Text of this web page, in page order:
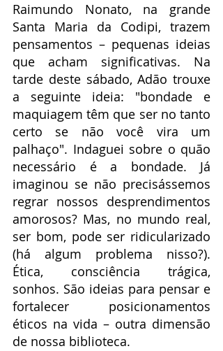
Raimundo Nonato, na grande
Santa Maria da Codipi, trazem
pensamentos – pequenas ideias
que acham significativas. Na
tarde deste sábado, Adão trouxe
a seguinte ideia: "bondade e
maquiagem têm que ser no tanto
certo se não você vira um
palhaço". Indaguei sobre o quão
necessário é a bondade. Já
imaginou se não precisássemos
regrar nossos desprendimentos
amorosos? Mas, no mundo real,
ser bom, pode ser ridicularizado
(há algum problema nisso?).
Ética, consciência trágica,
sonhos. São ideias para pensar e
fortalecer posicionamentos
éticos na vida – outra dimensão
de nossa biblioteca.